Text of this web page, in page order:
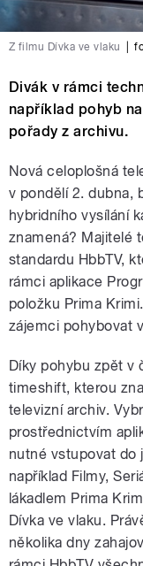
Z filmu Dívka ve vlaku
Divák v rámci
například pohyb
pořady z archivu.
Nová celoplošná
v pondělí 2. dubna,
hybridního vysílání
znamená? Majitelé
standardu HbbTV,
rámci aplikace
položku Prima
zájemci pohybovat
Díky pohybu zpět v
timeshift, kterou
televizní archiv.
prostřednictvím
nutné vstupovat do
například Filmy,
lákadlem Prima
Dívka ve vlaku.
několika dny